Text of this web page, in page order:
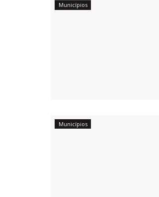
Municípios
Municípios